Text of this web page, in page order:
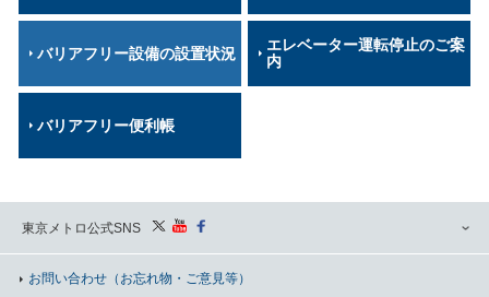
バリアフリー設備の設置状況
エレベーター運転停止のご案
内
バリアフリー便利帳
東京メトロ公式SNS
お問い合わせ （お忘れ物・ご意見等）